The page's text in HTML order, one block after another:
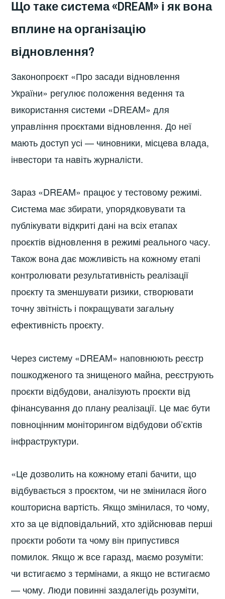
Що таке система «DREAM» і як вона
вплине на організацію
відновлення?
Законопроєкт «Про засади відновлення
України» регулює положення ведення та
використання системи «DREAM» для
управління проєктами відновлення. До неї
мають доступ усі — чиновники, місцева влада,
інвестори та навіть журналісти.
Зараз «DREAM» працює у тестовому режимі.
Система має збирати, упорядковувати та
публікувати відкриті дані на всіх етапах
проєктів відновлення в режимі реального часу.
Також вона дає можливість на кожному етапі
контролювати результативність реалізації
проєкту та зменшувати ризики, створювати
точну звітність і покращувати загальну
ефективність проєкту.
Через систему «DREAM» наповнюють реєстр
пошкодженого та знищеного майна, реєструють
проєкти відбудови, аналізують проєкти від
фінансування до плану реалізації. Це має бути
повноцінним моніторингом відбудови об’єктів
інфраструктури.
«Це дозволить на кожному етапі бачити, що
відбувається з проєктом, чи не змінилася його
кошторисна вартість. Якщо змінилася, то чому,
хто за це відповідальний, хто здійснював перші
проєкти роботи та чому він припустився
помилок. Якщо ж все гаразд, маємо розуміти:
чи встигаємо з термінами, а якщо не встигаємо
— чому. Люди повинні заздалегідь розуміти,